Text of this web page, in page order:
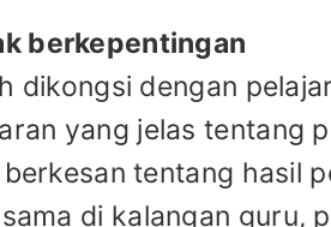
berkepentingan
dikongsi dengan
yang jelas tentang
tentang hasil
di kalangan guru,